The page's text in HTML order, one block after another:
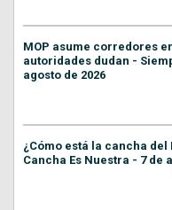
MOP asume corredores
autoridades dudan -
agosto de 2026
¿Cómo está la cancha del
Cancha Es Nuestra - 7 de